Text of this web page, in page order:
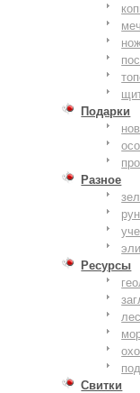
Подарки
Разное
Ресурсы
Свитки